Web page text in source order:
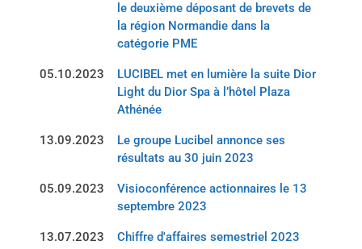
le deuxième déposant de brevets de
la région Normandie dans la
catégorie PME
05.10.2023
LUCIBEL met en lumière la suite Dior
Light du Dior Spa à l’hôtel Plaza
Athénée
13.09.2023
Le groupe Lucibel annonce ses
résultats au 30 juin 2023
05.09.2023
Visioconférence actionnaires le 13
septembre 2023
13.07.2023 Chiffre d'affaires semestriel 2023